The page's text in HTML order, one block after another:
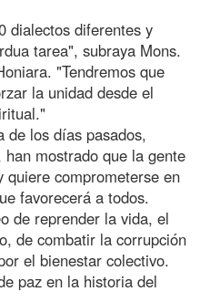
dialectos diferentes y
tarea", subraya Mons.
"Tendremos que
la unidad desde el
de los días pasados,
mostrado que la gente
quiere comprometerse en
favorecerá a todos.
de reprender la vida, el
de combatir la corrupción
el bienestar colectivo.
paz en la historia del